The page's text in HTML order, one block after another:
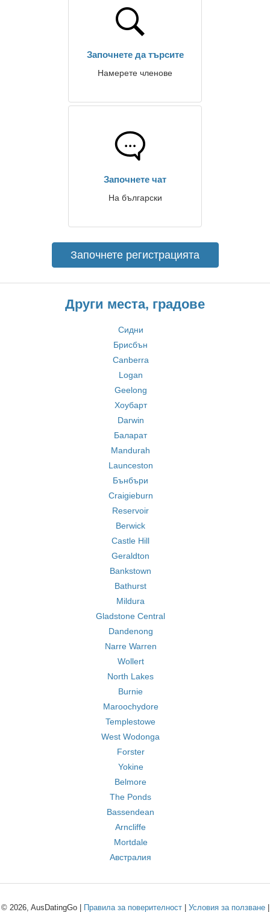
Започнете да търсите
Намерете членове
Започнете чат
На български
Започнете регистрацията
Други места, градове
Сидни
Брисбън
Canberra
Logan
Geelong
Хоубарт
Darwin
Баларат
Mandurah
Launceston
Бънбъри
Craigieburn
Reservoir
Berwick
Castle Hill
Geraldton
Bankstown
Bathurst
Mildura
Gladstone Central
Dandenong
Narre Warren
Wollert
North Lakes
Burnie
Maroochydore
Templestowe
West Wodonga
Forster
Yokine
Belmore
The Ponds
Bassendean
Arncliffe
Mortdale
Австралия
© 2026, AusDatingGo | Правила за поверителност| Условия за ползване|